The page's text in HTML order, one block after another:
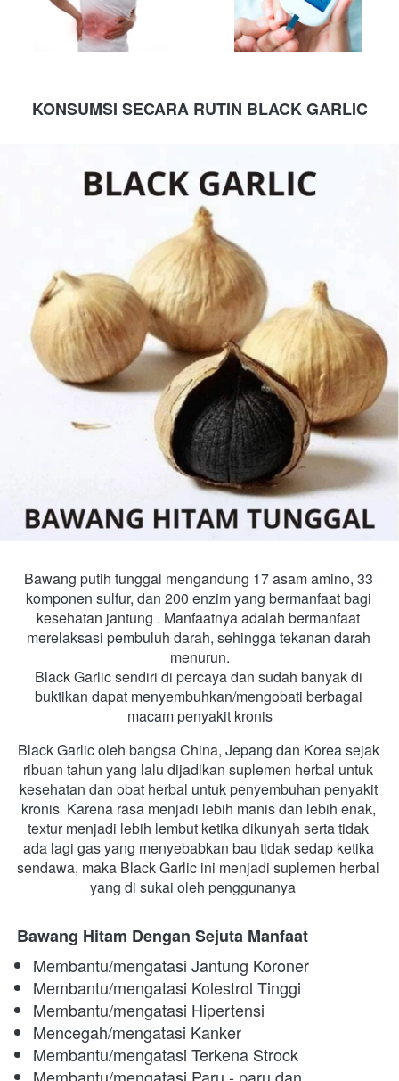
KONSUMSI SECARA RUTIN BLACK GARLIC
Bawang putih tunggal mengandung 17 asam amino, 33
komponen sulfur, dan 200 enzim yang bermanfaat bagi
kesehatan jantung . Manfaatnya adalah bermanfaat
merelaksasi pembuluh darah, sehingga tekanan darah
menurun.
Black Garlic sendiri di percaya dan sudah banyak di
buktikan dapat menyembuhkan/mengobati berbagai
macam penyakit kronis
Black Garlic oleh bangsa China, Jepang dan Korea sejak
ribuan tahun yang lalu dijadikan suplemen herbal untuk
kesehatan dan obat herbal untuk penyembuhan penyakit
kronis  Karena rasa menjadi lebih manis dan lebih enak,
textur menjadi lebih lembut ketika dikunyah serta tidak
ada lagi gas yang menyebabkan bau tidak sedap ketika
sendawa, maka Black Garlic ini menjadi suplemen herbal
yang di sukai oleh penggunanya
Bawang Hitam Dengan Sejuta Manfaat
Membantu/mengatasi Jantung Koroner
Membantu/mengatasi Kolestrol Tinggi
Membantu/mengatasi Hipertensi
Mencegah/mengatasi Kanker
Membantu/mengatasi Terkena Strock